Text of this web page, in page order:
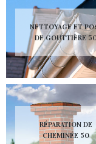
NETTOYAGE ET
DE GOUTTIÈRE
RÉPARATION DE
CHEMINÉE 50